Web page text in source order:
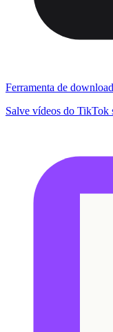
Ferramenta de
Salve vídeos do TikTok